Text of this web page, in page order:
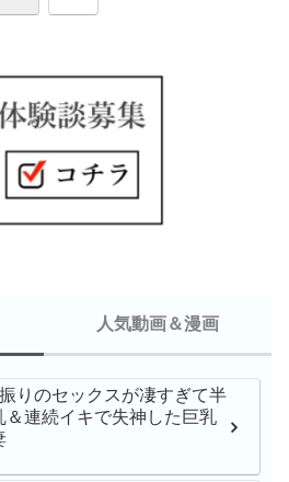
りのセックスが凄すぎて半
＆連続イキで失神した巨乳
人気動画＆漫画
新人NO.1 STYLE 最
瀬戸環奈AVデビュー